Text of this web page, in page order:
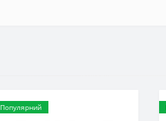
Популярний